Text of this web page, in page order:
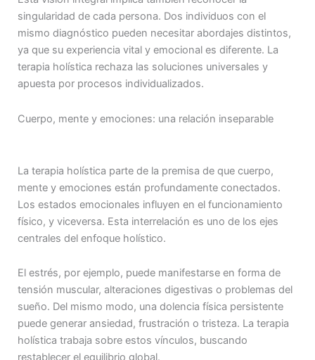
singularidad de cada persona. Dos individuos con el
mismo diagnóstico pueden necesitar abordajes distintos,
ya que su experiencia vital y emocional es diferente. La
terapia holística rechaza las soluciones universales y
apuesta por procesos individualizados.
Cuerpo, mente y emociones: una relación inseparable
La terapia holística parte de la premisa de que cuerpo,
mente y emociones están profundamente conectados.
Los estados emocionales influyen en el funcionamiento
físico, y viceversa. Esta interrelación es uno de los ejes
centrales del enfoque holístico.
El estrés, por ejemplo, puede manifestarse en forma de
tensión muscular, alteraciones digestivas o problemas del
sueño. Del mismo modo, una dolencia física persistente
puede generar ansiedad, frustración o tristeza. La terapia
holística trabaja sobre estos vínculos, buscando
restablecer el equilibrio global.